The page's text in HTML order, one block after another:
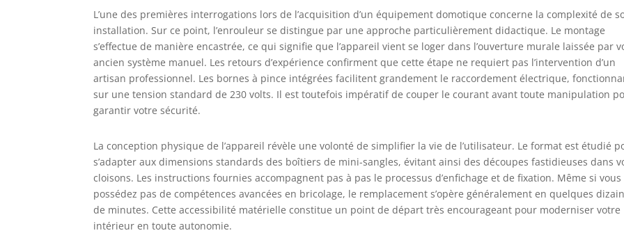
L’une des premières interrogations lors de l’acquisition d’un équipement domotique concerne la complexité de
installation. Sur ce point, l’enrouleur se distingue par une approche particulièrement didactique. Le montage
s’effectue de manière encastrée, ce qui signifie que l’appareil vient se loger dans l’ouverture murale laissée par
ancien système manuel. Les retours d’expérience confirment que cette étape ne requiert pas l’intervention d’un
artisan professionnel. Les bornes à pince intégrées facilitent grandement le raccordement électrique,
sur une tension standard de 230 volts. Il est toutefois impératif de couper le courant avant toute manipulation
garantir votre sécurité.
La conception physique de l’appareil révèle une volonté de simplifier la vie de l’utilisateur. Le format est étudié
s’adapter aux dimensions standards des boîtiers de mini-sangles, évitant ainsi des découpes fastidieuses dans
cloisons. Les instructions fournies accompagnent pas à pas le processus d’enfichage et de fixation. Même si vous
possédez pas de compétences avancées en bricolage, le remplacement s’opère généralement en quelques
de minutes. Cette accessibilité matérielle constitue un point de départ très encourageant pour moderniser votre
intérieur en toute autonomie.